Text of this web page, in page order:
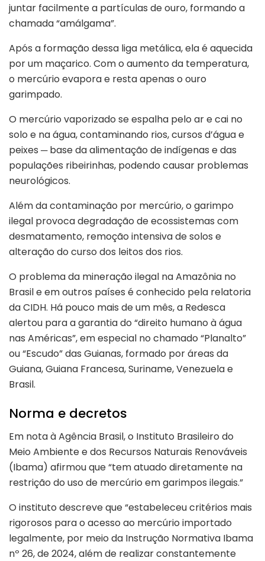
juntar facilmente a partículas de ouro, formando a
chamada “amálgama”.
Após a formação dessa liga metálica, ela é aquecida
por um maçarico. Com o aumento da temperatura,
o mercúrio evapora e resta apenas o ouro
garimpado.
O mercúrio vaporizado se espalha pelo ar e cai no
solo e na água, contaminando rios, cursos d’água e
peixes ─ base da alimentação de indígenas e das
populações ribeirinhas, podendo causar problemas
neurológicos.
Além da contaminação por mercúrio, o garimpo
ilegal provoca degradação de ecossistemas com
desmatamento, remoção intensiva de solos e
alteração do curso dos leitos dos rios.
O problema da mineração ilegal na Amazônia no
Brasil e em outros países é conhecido pela relatoria
da CIDH. Há pouco mais de um mês, a Redesca
alertou para a garantia do “direito humano à água
nas Américas”, em especial no chamado “Planalto”
ou “Escudo” das Guianas, formado por áreas da
Guiana, Guiana Francesa, Suriname, Venezuela e
Brasil.
Norma e decretos
Em nota à Agência Brasil, o Instituto Brasileiro do
Meio Ambiente e dos Recursos Naturais Renováveis
(Ibama) afirmou que “tem atuado diretamente na
restrição do uso de mercúrio em garimpos ilegais.”
O instituto descreve que “estabeleceu critérios mais
rigorosos para o acesso ao mercúrio importado
legalmente, por meio da Instrução Normativa Ibama
nº 26, de 2024, além de realizar constantemente